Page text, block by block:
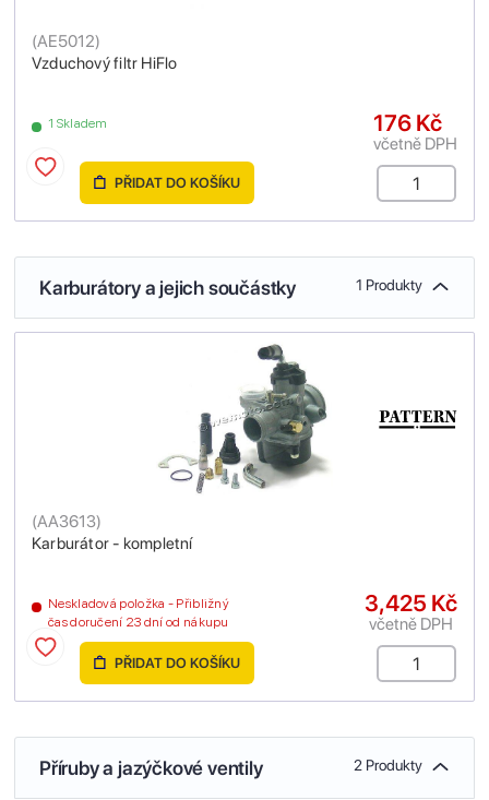
Vzduchový filtr HiFlo
(AE5012)
1 Skladem 176 Kč
včetně DPH
PŘIDAT DO KOŠÍKU
Karburátory a jejich součástky 1 Produkty
Karburátor - kompletní
(AA3613)
Neskladová položka - Přibližný
čas doručení 23 dní od nákupu
3,425 Kč
včetně DPH
PŘIDAT DO KOŠÍKU
Příruby a jazýčkové ventily 2 Produkty